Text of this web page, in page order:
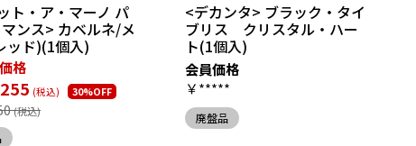
ト・ア・マーノ パ
ンス> カベルネ/メ
ッド)(1個入)
格
30%OFF
<デカンタ> ブラック・タイ
ブリス クリスタル・ハー
ト(1個入)
会員価格
￥*****
廃盤品